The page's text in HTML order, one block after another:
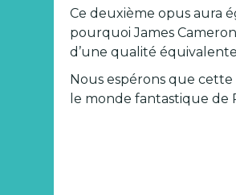
Ce deuxième opus aura
pourquoi James
d’une qualité
Nous espérons que
le monde fantastique de